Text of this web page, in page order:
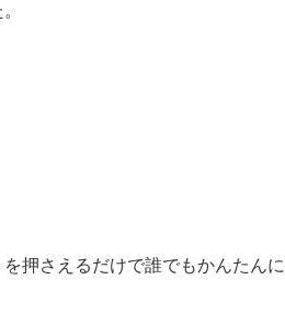
押さえるだけで誰でもかんたん